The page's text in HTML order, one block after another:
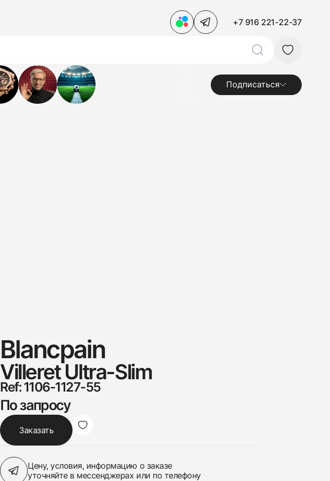
+7 916 221-22-37
Подписаться
Blancpain
Villeret Ultra-Slim
Ref: 1106-1127-55
По запросу
Заказать
Цену, условия, информацию о заказе
уточняйте в мессенджерах или по телефону